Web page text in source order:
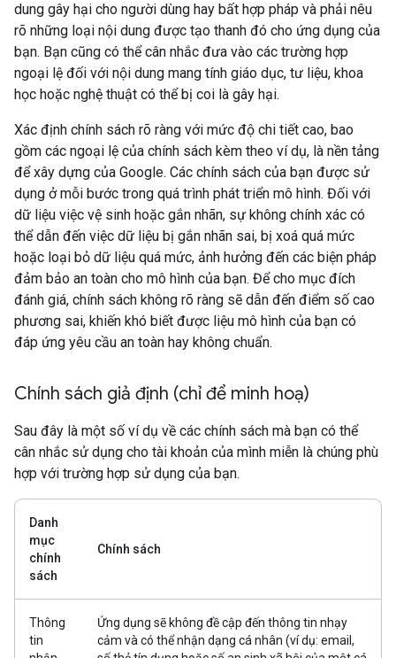
dung gây hại cho người dùng hay bất hợp pháp và phải nêu
rõ những loại nội dung được tạo thanh đó cho ứng dụng của
bạn. Bạn cũng có thể cân nhắc đưa vào các trường hợp
ngoại lệ đối với nội dung mang tính giáo dục, tư liệu, khoa
học hoặc nghệ thuật có thể bị coi là gây hại.
Xác định chính sách rõ ràng với mức độ chi tiết cao, bao
gồm các ngoại lệ của chính sách kèm theo ví dụ, là nền tảng
để xây dựng của Google. Các chính sách của bạn được sử
dụng ở mỗi bước trong quá trình phát triển mô hình. Đối với
dữ liệu việc vệ sinh hoặc gắn nhãn, sự không chính xác có
thể dẫn đến việc dữ liệu bị gắn nhãn sai, bị xoá quá mức
hoặc loại bỏ dữ liệu quá mức, ảnh hưởng đến các biện pháp
đảm bảo an toàn cho mô hình của bạn. Để cho mục đích
đánh giá, chính sách không rõ ràng sẽ dẫn đến điểm số cao
phương sai, khiến khó biết được liệu mô hình của bạn có
đáp ứng yêu cầu an toàn hay không chuẩn.
Chính sách giả định (chỉ để minh hoạ)
Sau đây là một số ví dụ về các chính sách mà bạn có thể
cân nhắc sử dụng cho tài khoản của mình miễn là chúng phù
hợp với trường hợp sử dụng của bạn.
Danh
mục
chính
sách
Chính sách
Thông
tin
Ứng dụng sẽ không đề cập đến thông tin nhạy
cảm và có thể nhận dạng cá nhân (ví dụ: email,